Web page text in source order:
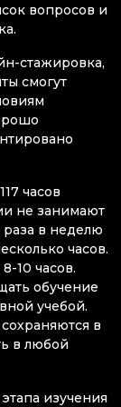
вопросов и
стажировка,
смогут
часов
не занимают
в неделю
часов.
10 часов.
обучение
учебой.
в
в любой
изучения